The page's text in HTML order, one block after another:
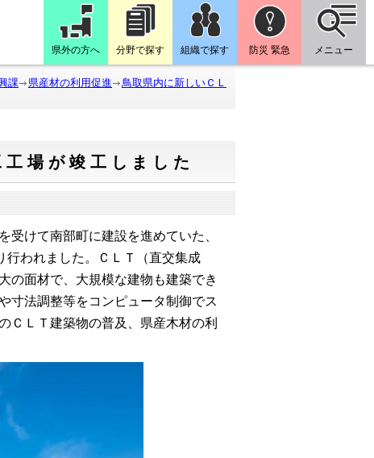
県外の方へ 分野で探す 組織で探す 防災 緊急 メニュー
課 県産材の利用促進
鳥取県内に新しいＣＬ
場が竣工しました
けて南部町に建設を進めていた、
行われました。ＣＬＴ（直交集成
の面材で、大規模な建物も建築でき
寸法調整等をコンピュータ制御でス
ＣＬＴ建築物の普及、県産木材の利